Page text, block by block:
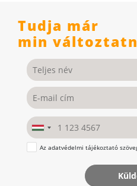
Tudja már
min
Az adatvédelmi tájékoztató